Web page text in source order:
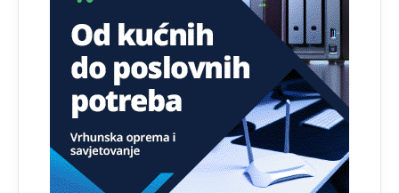
Анонимно2810587
11:13
Proguglajte
Анонимно2810587
11:21
O kako su cudni lvi ljudi,uzeli bi sve da mogu...a ja srce
svima fajem,radujem se tudjoj sreci.I ko ima i ko nema
na iso ce mjesto leci!
Анонимно2810587
11:24